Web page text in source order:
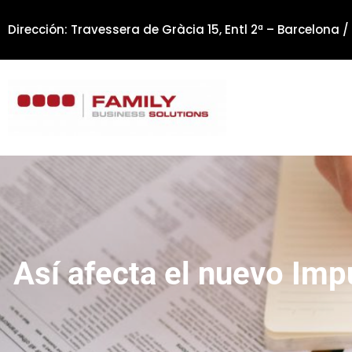
al
contenido
Dirección: Travessera de Gràcia 15, Entl 2ª – Barcelona /
Así afecta el nuevo